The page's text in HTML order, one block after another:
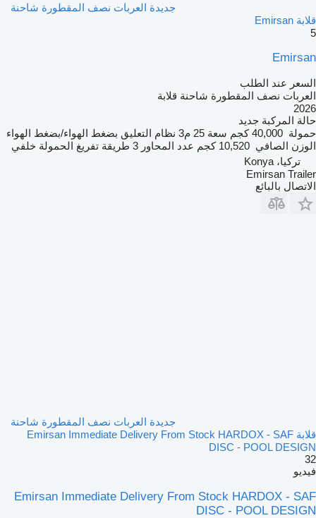
جديدة العربات نصف المقطورة شاحنة
قلابة Emirsan
5
Emirsan
السعر عند الطلب
العربات نصف المقطورة شاحنة قلابة
2026
حالة المركبة جديد
حمولة 40,000 كجم سعة 25 م3 نظام التعليق بضغط الهواء/بضغط الهواء
الوزن الصافي 10,520 كجم عدد المحاور 3 طريقة تفريغ الحمولة خلفي
تركيا، Konya
Emirsan Trailer
الاتصال بالبائع
جديدة العربات نصف المقطورة شاحنة
قلابة Emirsan Immediate Delivery From Stock HARDOX - SAF
DISC - POOL DESIGN
32
فيديو
Emirsan Immediate Delivery From Stock HARDOX - SAF
DISC - POOL DESIGN